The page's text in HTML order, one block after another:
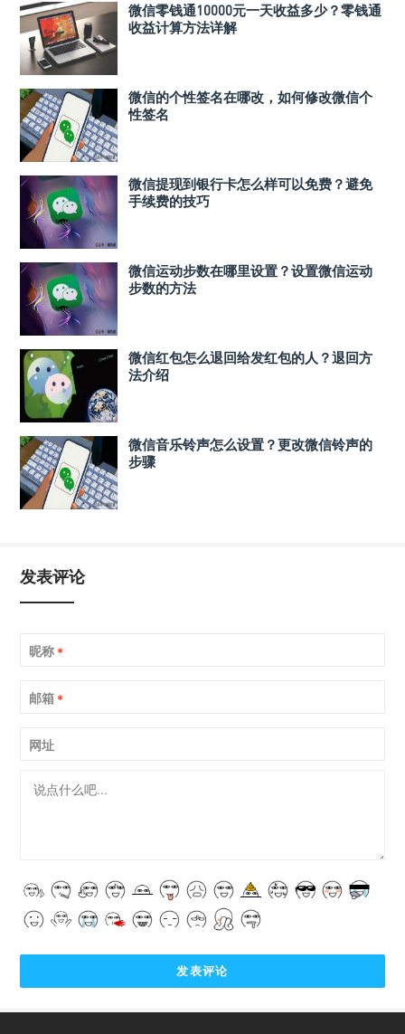
微信零钱通10000元一天收益多少？零钱通
收益计算方法详解
微信的个性签名在哪改，如何修改微信个
性签名
微信提现到银行卡怎么样可以免费？避免
手续费的技巧
微信运动步数在哪里设置？设置微信运动
步数的方法
微信红包怎么退回给发红包的人？退回方
法介绍
微信音乐铃声怎么设置？更改微信铃声的
步骤
发表评论
昵称 *
邮箱 *
网址